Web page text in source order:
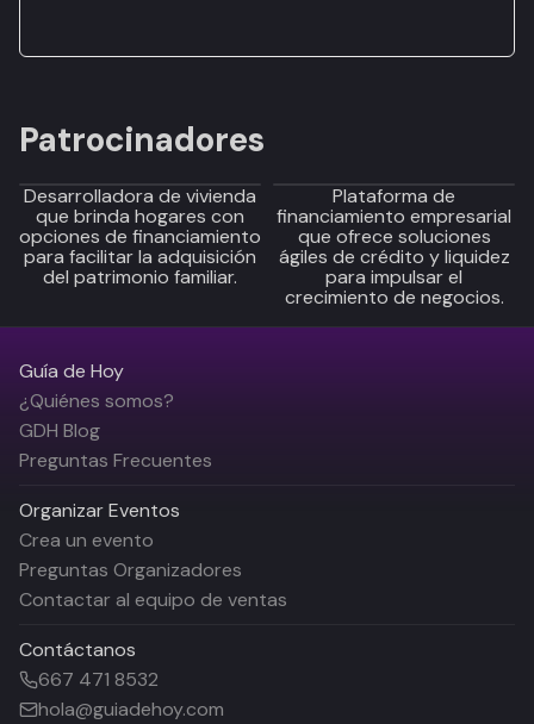
Patrocinadores
Desarrolladora de vivienda
que brinda hogares con
opciones de financiamiento
para facilitar la adquisición
del patrimonio familiar.
Plataforma de
financiamiento empresarial
que ofrece soluciones
ágiles de crédito y liquidez
para impulsar el
crecimiento de negocios.
Guía de Hoy
¿Quiénes somos?
GDH Blog
Preguntas Frecuentes
Organizar Eventos
Crea un evento
Preguntas Organizadores
Contactar al equipo de ventas
Contáctanos
667 471 8532
hola@guiadehoy.com